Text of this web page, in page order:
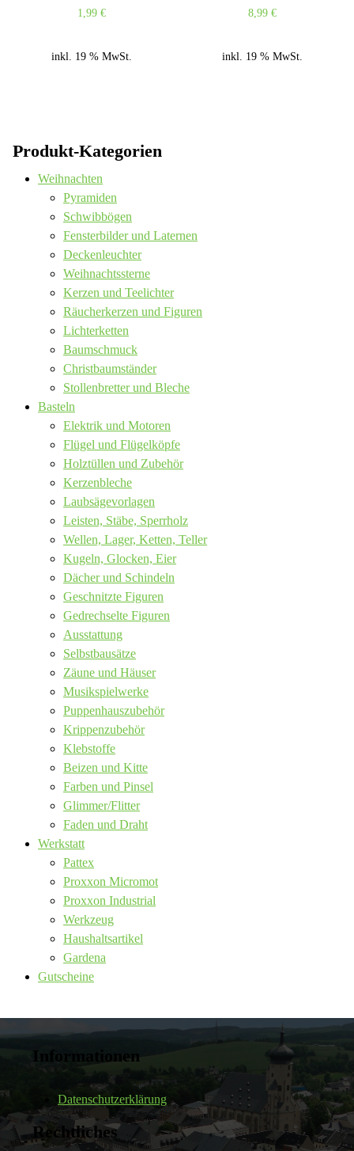
1,99 €
inkl. 19 % MwSt.
8,99€
inkl. 19 % MwSt.
Produkt-Kategorien
Weihnachten
Pyramiden
Schwibbögen
Fensterbilder und Laternen
Deckenleuchter
Weihnachtssterne
Kerzen und Teelichter
Räucherkerzen und Figuren
Lichterketten
Baumschmuck
Christbaumständer
Stollenbretter und Bleche
Basteln
Elektrik und Motoren
Flügel und Flügelköpfe
Holztüllen und Zubehör
Kerzenbleche
Laubsägevorlagen
Leisten, Stäbe, Sperrholz
Wellen, Lager, Ketten, Teller
Kugeln, Glocken, Eier
Dächer und Schindeln
Geschnitzte Figuren
Gedrechselte Figuren
Ausstattung
Selbstbausätze
Zäune und Häuser
Musikspielwerke
Puppenhauszubehör
Krippenzubehör
Klebstoffe
Beizen und Kitte
Farben und Pinsel
Glimmer/Flitter
Faden und Draht
Werkstatt
Pattex
Proxxon Micromot
Proxxon Industrial
Werkzeug
Haushaltsartikel
Gardena
Gutscheine
Informationen
Datenschutzerklärung
Rechtliches